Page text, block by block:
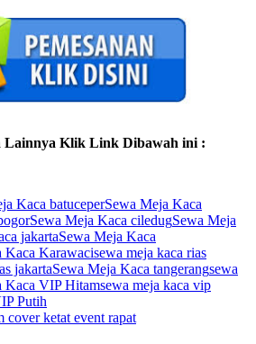
Lainnya Klik Link Dibawah ini :
Kaca batuceperSewa Meja Kaca
Sewa Meja Kaca ciledugSewa Meja
jakartaSewa Meja Kaca
Kaca Karawacisewa meja kaca rias
jakartaSewa Meja Kaca tangerangsewa
Kaca VIP Hitamsewa meja kaca vip
Putih